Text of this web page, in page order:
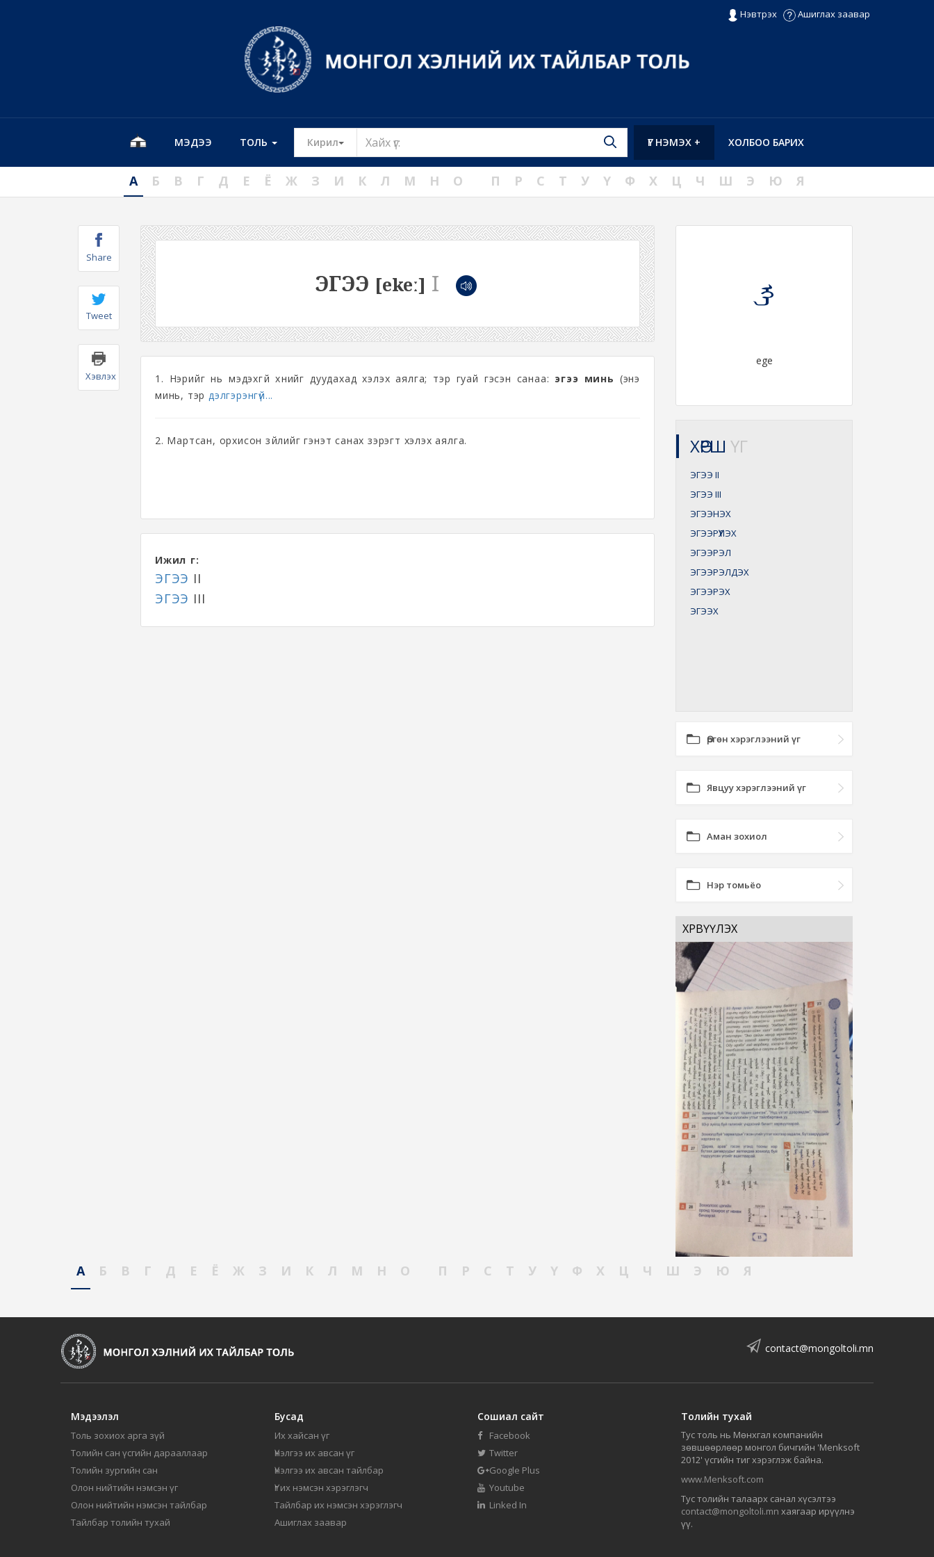
Нэвтрэх Ашиглах заавар
МЭДЭЭ ТОЛЬ Кирил Toggle Dropdown ХОЛБОО БАРИХ
ҮГ НЭМЭХ +
А Б В Г Д Е Ё Ж З И К Л М Н О П Р С Т У Ү Ф Х Ц Ч Ш Э Ю Я
Share
Tweet
Хэвлэх
ЭГЭЭ [ekeː] I
1. Нэрийг нь мэдэхгүй хүнийг дуудахад хэлэх аялга; тэр гуай гэсэн санаа: эгээ минь (энэ
минь, тэрдэлгэрэнгүй...
2. Мартсан, орхисон зүйлийг гэнэт санах зэрэгт хэлэх аялга.
Ижил үг:
ЭГЭЭ II
ЭГЭЭ III
ᠡᠭᠡ
ege
ХӨРШ ҮГ
ЭГЭЭ II
ЭГЭЭ III
ЭГЭЭНЭХ
ЭГЭЭРҮҮЛЭХ
ЭГЭЭРЭЛ
ЭГЭЭРЭЛДЭХ
ЭГЭЭРЭХ
ЭГЭЭХ
Өргөн хэрэглээний үг
Явцуу хэрэглээний үг
Аман зохиол
Нэр томьёо
ХӨРВҮҮЛЭХ
А Б В Г Д Е Ё Ж З И К Л М Н О П Р С Т У Ү Ф Х Ц Ч Ш Э Ю Я
contact@mongoltoli.mn
Мэдээлэл
Толь зохиох арга зүй
Толийн сан үсгийн дарааллаар
Толийн зургийн сан
Олон нийтийн нэмсэн үг
Олон нийтийн нэмсэн тайлбар
Тайлбар толийн тухай
Бусад
Их хайсан үг
Үнэлгээ их авсан үг
Үнэлгээ их авсан тайлбар
Үг их нэмсэн хэрэглэгч
Тайлбар их нэмсэн хэрэглэгч
Ашиглах заавар
Сошиал сайт
Facebook
Twitter
Google Plus
Youtube
Linked In
Толийн тухай
Тус толь нь Мөнхгал компанийн
зөвшөөрлөөр монгол бичгийн 'Menksoft
2012' үсгийн тиг хэрэглэж байна.
www.Menksoft.com
Тус толийн талаарх санал хүсэлтээ
contact@mongoltoli.mn хаягаар ирүүлнэ
үү.